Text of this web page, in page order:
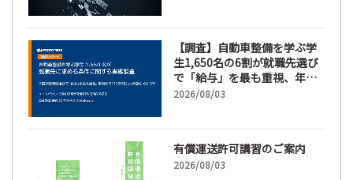
【調査】自動車整備を学ぶ学
生1,650名の6割が就職先選び
で「給与」を最も重視、年間
休日「110日以上」希望も
2026/08/03
有償運送許可講習のご案内
2026/08/03